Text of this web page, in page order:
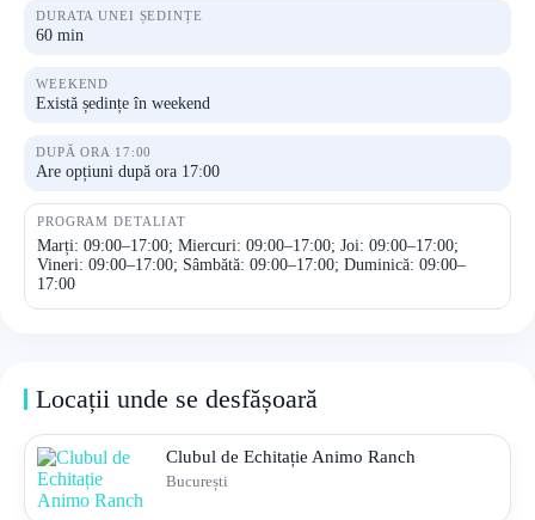
DURATA UNEI ȘEDINȚE
60 min
WEEKEND
Există ședințe în weekend
DUPĂ ORA 17:00
Are opțiuni după ora 17:00
PROGRAM DETALIAT
Marți: 09:00–17:00; Miercuri: 09:00–17:00; Joi: 09:00–17:00;
Vineri: 09:00–17:00; Sâmbătă: 09:00–17:00; Duminică: 09:00–
17:00
Locații unde se desfășoară
Clubul de Echitație Animo Ranch
București